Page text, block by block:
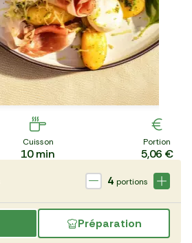
Cuisson
10min
Portion
5,06 €
Préparation
4 portions